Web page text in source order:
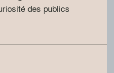
des publics